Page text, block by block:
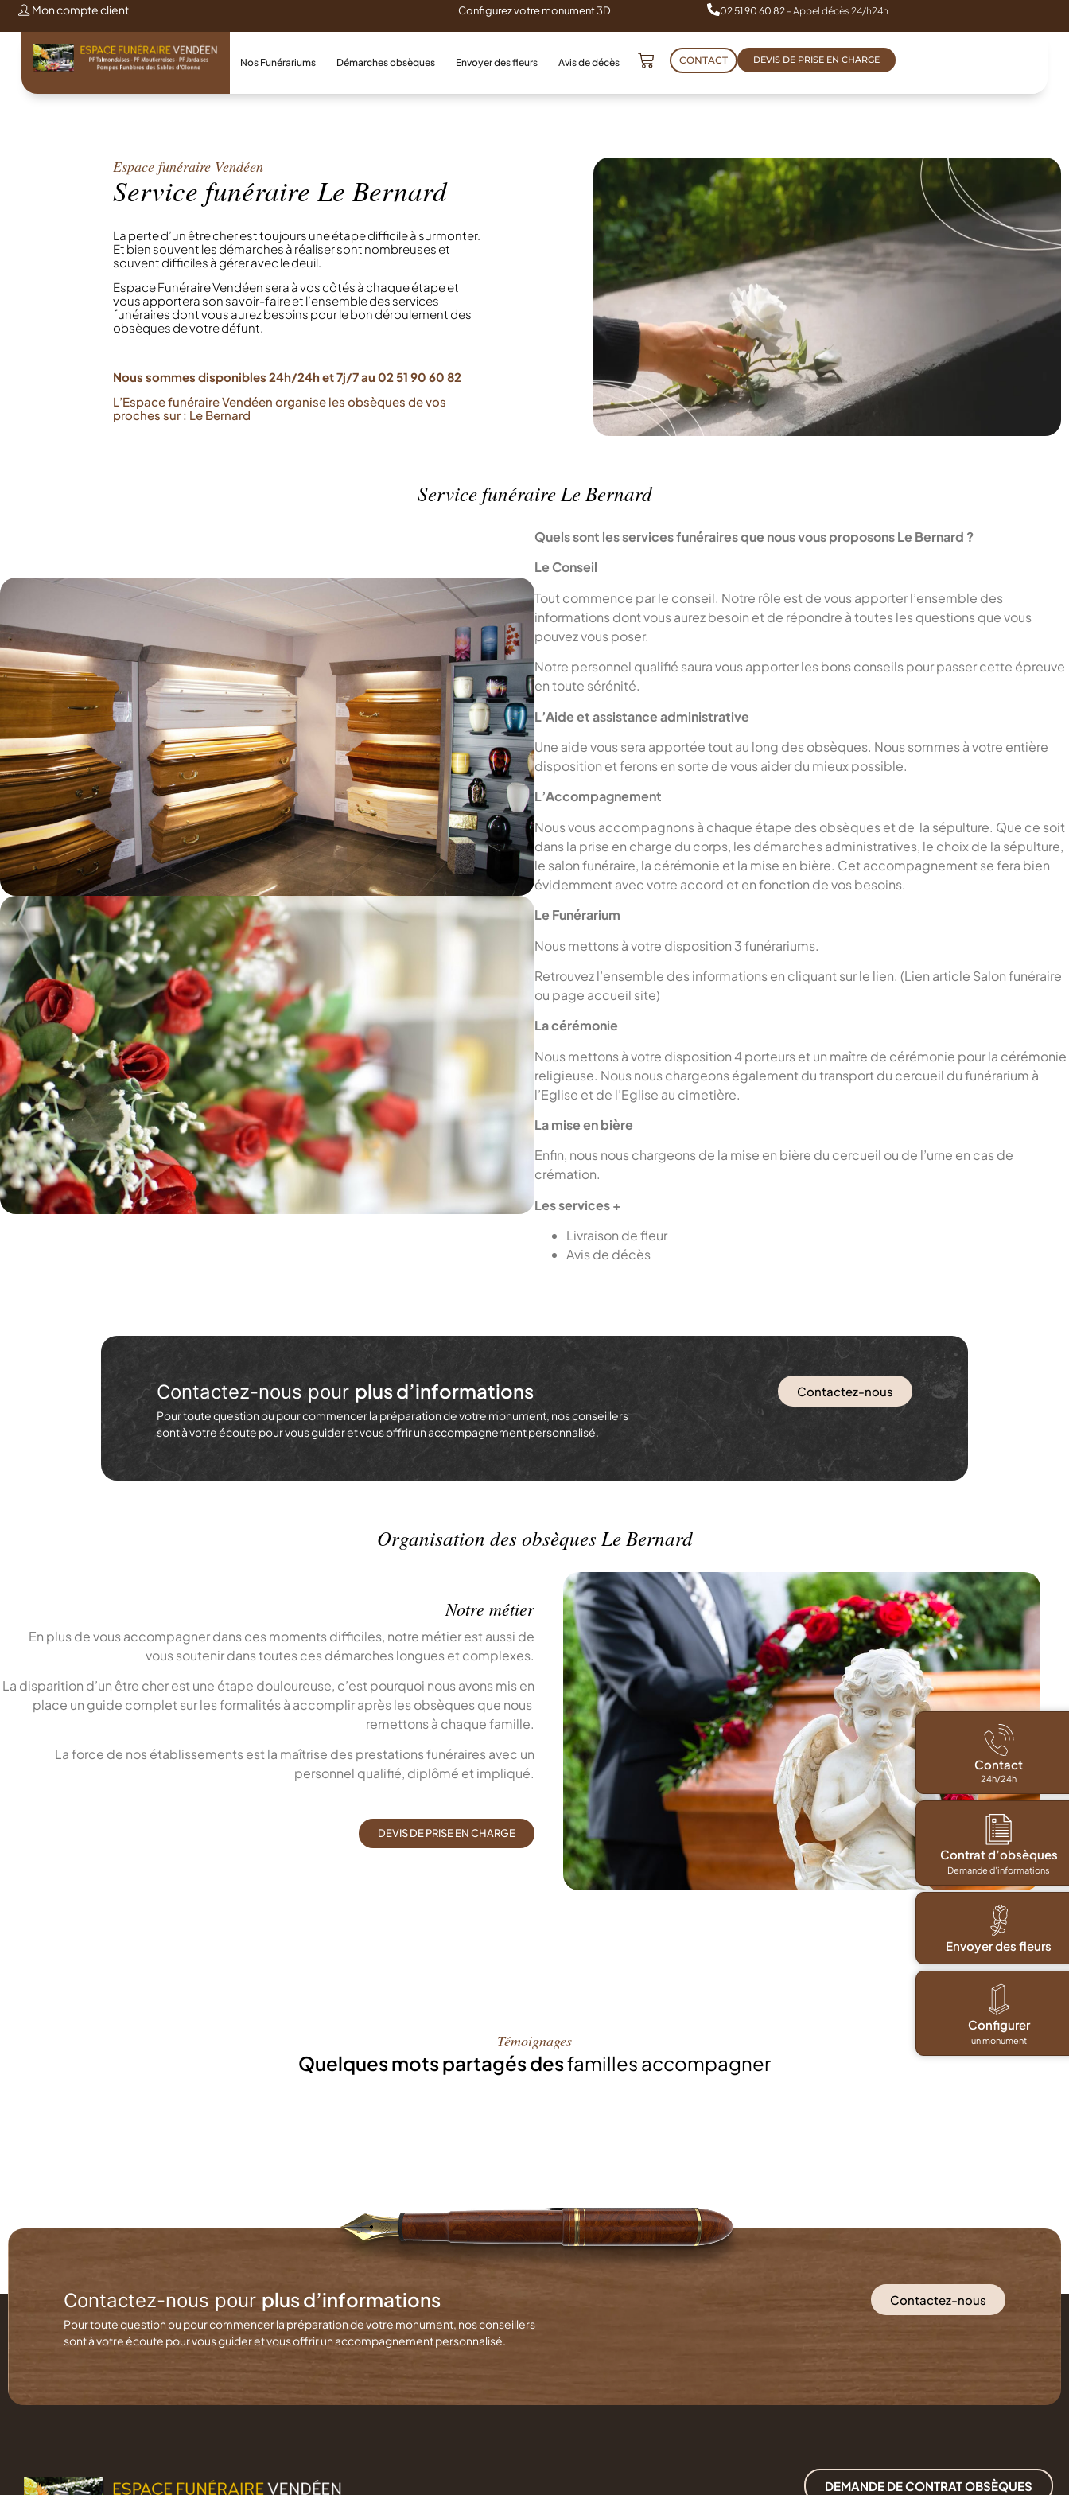
Mon compte client Configurez votre monument 3D 02 51 90 60 82 - Appel décès 24/h24h
Nos Funérariums Démarches obsèques Envoyer des fleurs Avis de décès CONTACT DEVIS DE PRISE EN CHARGE
Contact
24h/24h
Contrat d’obsèques
Demande d'informations
Envoyer des fleurs
Configurer
un monument
Espace funéraire Vendéen
Service funéraire Le Bernard
La perte d’un être cher est toujours une étape difficile à surmonter.
Et bien souvent les démarches à réaliser sont nombreuses et
souvent difficiles à gérer avec le deuil.
Espace Funéraire Vendéen sera à vos côtés à chaque étape et
vous apportera son savoir-faire et l’ensemble des services
funéraires dont vous aurez besoins pour le bon déroulement des
obsèques de votre défunt.
Nous sommes disponibles 24h/24h et 7j/7 au 02 51 90 60 82
L’Espace funéraire Vendéen organise les obsèques de vos
proches sur : Le Bernard
Service funéraire Le Bernard
Quels sont les services funéraires que nous vous proposons Le Bernard ?
Le Conseil
Tout commence par le conseil. Notre rôle est de vous apporter l’ensemble des
informations dont vous aurez besoin et de répondre à toutes les questions que vous
pouvez vous poser.
Notre personnel qualifié saura vous apporter les bons conseils pour passer cette épreuve
en toute sérénité.
L’Aide et assistance administrative
Une aide vous sera apportée tout au long des obsèques. Nous sommes à votre entière
disposition et ferons en sorte de vous aider du mieux possible.
L’Accompagnement
Nous vous accompagnons à chaque étape des obsèques et de la sépulture. Que ce soit
dans la prise en charge du corps, les démarches administratives, le choix de la sépulture,
le salon funéraire, la cérémonie et la mise en bière. Cet accompagnement se fera bien
évidemment avec votre accord et en fonction de vos besoins.
Le Funérarium
Nous mettons à votre disposition 3 funérariums.
Retrouvez l’ensemble des informations en cliquant sur le lien. (Lien article Salon funéraire
ou page accueil site)
La cérémonie
Nous mettons à votre disposition 4 porteurs et un maître de cérémonie pour la cérémonie
religieuse. Nous nous chargeons également du transport du cercueil du funérarium à
l’Eglise et de l’Eglise au cimetière.
La mise en bière
Enfin, nous nous chargeons de la mise en bière du cercueil ou de l’urne en cas de
crémation.
Les services +
Livraison de fleur
Avis de décès
Contactez-nous pour plus d’informations
Pour toute question ou pour commencer la préparation de votre monument, nos conseillers
sont à votre écoute pour vous guider et vous offrir un accompagnement personnalisé.
Contactez-nous
Organisation des obsèques Le Bernard
Notre métier
En plus de vous accompagner dans ces moments difficiles, notre métier est aussi de
vous soutenir dans toutes ces démarches longues et complexes.
La disparition d’un être cher est une étape douloureuse, c’est pourquoi nous avons mis en
place un guide complet sur les formalités à accomplir après les obsèques que nous
remettons à chaque famille.
La force de nos établissements est la maîtrise des prestations funéraires avec un
personnel qualifié, diplômé et impliqué.
DEVIS DE PRISE EN CHARGE
Témoignages
Quelques mots partagés desfamilles accompagner
Contactez-nous pour plus d’informations
Pour toute question ou pour commencer la préparation de votre monument, nos conseillers
sont à votre écoute pour vous guider et vous offrir un accompagnement personnalisé.
Contactez-nous
DEMANDE DE CONTRAT OBSÈQUES